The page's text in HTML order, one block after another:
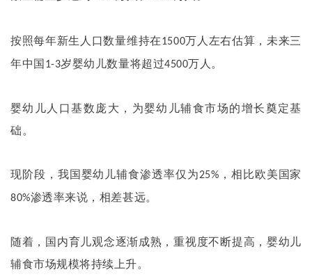
按照每年新生人口数量维持在1500万人左右估算，未来三
年中国 1-3岁婴幼儿数量将超过4500万人。
婴幼儿人口基数庞大，为婴幼儿辅食市场的增长奠定基
础。
现阶段，我国婴幼儿辅食渗透率仅为25% ，相比欧美国家
80%渗透率来说，相差甚远。
随着，国内育儿观念逐渐成熟，重视度不断提高，婴幼儿
辅食市场规模将持续上升。